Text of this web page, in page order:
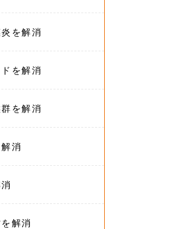
を解消
を解消
を解消
消
解消